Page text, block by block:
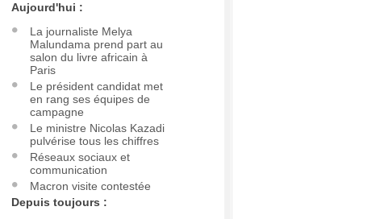
Aujourd'hui :
La journaliste Melya
Malundama prend part au
salon du livre africain à
Paris
Le président candidat met
en rang ses équipes de
campagne
Le ministre Nicolas Kazadi
pulvérise tous les chiffres
Réseaux sociaux et
communication
Macron visite contestée
Depuis toujours :